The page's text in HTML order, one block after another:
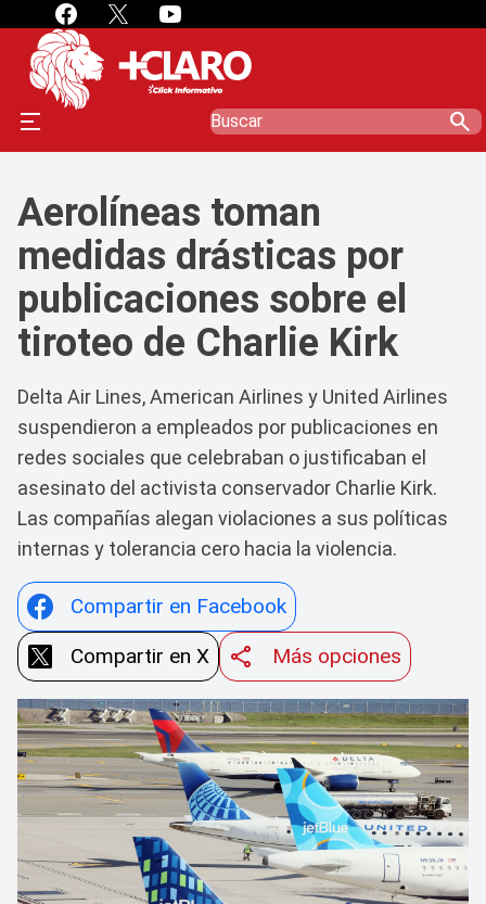
search
Aerolíneas toman
medidas drásticas por
publicaciones sobre el
tiroteo de Charlie Kirk
Delta Air Lines, American Airlines y United Airlines
suspendieron a empleados por publicaciones en
redes sociales que celebraban o justificaban el
asesinato del activista conservador Charlie Kirk.
Las compañías alegan violaciones a sus políticas
internas y tolerancia cero hacia la violencia.
Compartir en Facebook
Compartir en X
Más opciones